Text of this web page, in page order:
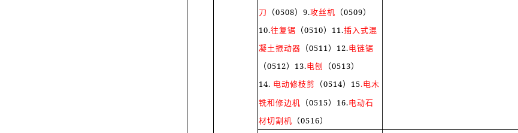
刀
（0508）9.攻丝机 （0509）
10.往复锯 （0510）11.插入式混
凝土振动器 （0511）12.电链锯
（0512）13.电刨
（0513）
14. 电动修枝剪 （0514）15.电木
铣和修边机 （0515）16.电动石
材切割机 （0516）